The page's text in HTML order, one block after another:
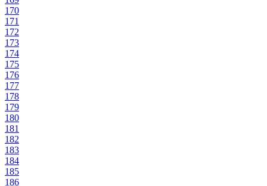
170
171
172
173
174
175
176
177
178
179
180
181
182
183
184
185
186